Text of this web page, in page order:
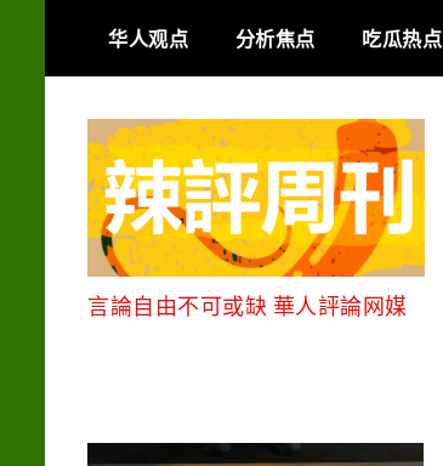
content
华人观点 分析焦点 吃瓜热点
言論自由不可或缺 華人評論网媒